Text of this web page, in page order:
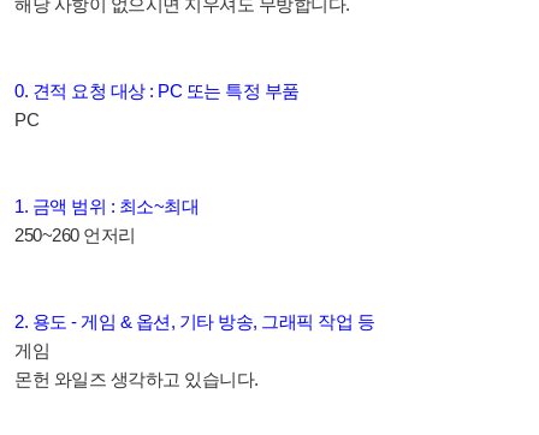
해당 사항이 없으시면 지우셔도 무방합니다.
0. 견적 요청 대상 : PC 또는 특정 부품
PC
1. 금액 범위 : 최소~최대
250~260 언저리
2. 용도 - 게임 & 옵션, 기타 방송, 그래픽 작업 등
게임
몬헌 와일즈 생각하고 있습니다.